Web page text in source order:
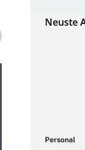
Neuste
Personal